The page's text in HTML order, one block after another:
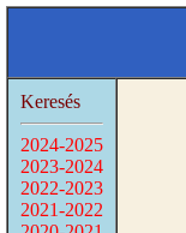
Keresés
2024-2025
2023-2024
2022-2023
2021-2022